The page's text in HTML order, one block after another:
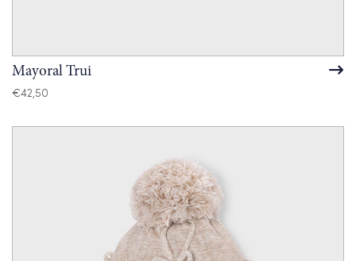
Mayoral Trui
€42,50